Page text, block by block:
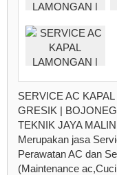
SERVICE AC
GRESIK |
TEKNIK JAYA
Merupakan jasa
Perawatan AC dan
(Maintenance